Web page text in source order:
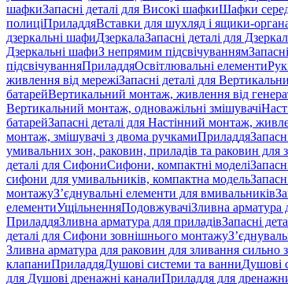
шафкиЗапасні деталі для Високі шафкиШафки
полиціПриладдяВставки для шухляд і ящики-
дзеркальні шафиДзеркалаЗапасні деталі для
Дзеркальні шафиЗ непрямим підсвічуванням
підсвічуванняПриладдяОсвітлювальні елементи
живлення від мережіЗапасні деталі для
батарейВертикальний монтаж, живлення від
Вертикальний монтаж, одноважільні змішувачі
батарейЗапасні деталі для Настінний монтаж,
монтаж, змішувачі з двома ручкамиПриладдя
умивальних зон, раковин, приладів та раковин для
деталі для СифониСифони, компактні моделі
сифони для умивальників, компактна модель
монтажуЗ’єднувальні елементи для вмивальників
елементиУщільненняПодовжувачіЗливна
ПриладдяЗливна арматура для приладівЗапасні
деталі для Сифони зовнішнього монтажу
Зливна арматура для раковин для зливання сильно
клапаниПриладдяДушові системи та ванниДушові
для Душові дренажні каналиПриладдя для